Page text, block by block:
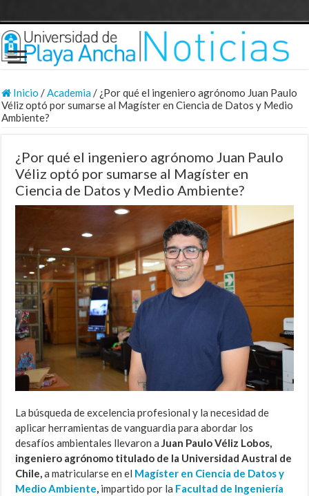
Inicio /Academia/ ¿Por qué el ingeniero agrónomo Juan Paulo
Véliz optó por sumarse al Magíster en Ciencia de Datos y Medio
Ambiente?
¿Por qué el ingeniero agrónomo Juan Paulo
Véliz optó por sumarse al Magíster en
Ciencia de Datos y Medio Ambiente?
La búsqueda de excelencia profesional y la necesidad de
aplicar herramientas de vanguardia para abordar los
desafíos ambientales llevaron aJuan Paulo Véliz Lobos,
ingeniero agrónomo titulado de la Universidad Austral de
Chile,a matricularse en el Magíster en Ciencia de Datos y
Medio Ambiente, impartido por la Facultad de Ingeniería